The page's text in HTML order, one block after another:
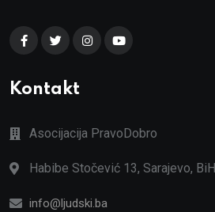
Kontakt
Asocijacija PravoDobro
Habibe Stočević 13, Sarajevo, BiH
info@ljudski.ba